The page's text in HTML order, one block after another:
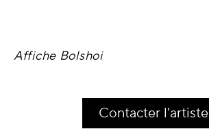
Affiche Bolshoi
Contacter l'artiste